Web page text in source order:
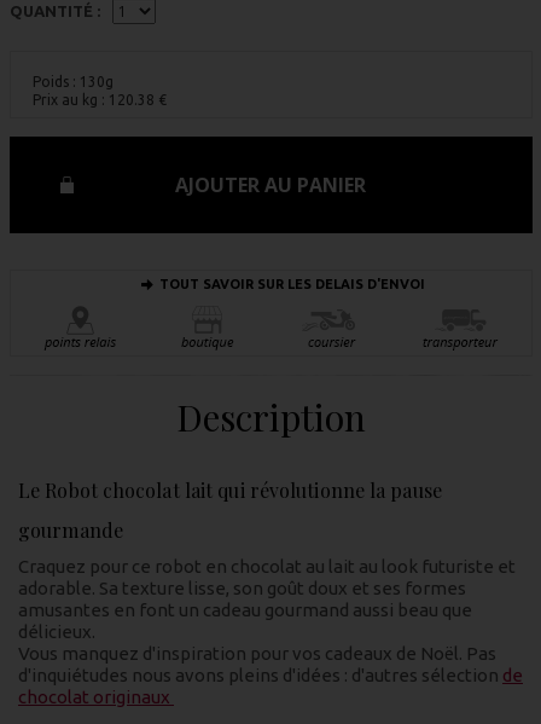
QUANTITÉ :
Poids : 130g
Prix au kg : 120.38 €
AJOUTER AU PANIER
TOUT SAVOIR SUR LES DELAIS D'ENVOI
Description
Le Robot chocolat lait qui révolutionne la pause
gourmande
Craquez pour ce robot en chocolat au lait au look futuriste et
adorable. Sa texture lisse, son goût doux et ses formes
amusantes en font un cadeau gourmand aussi beau que
délicieux.
Vous manquez d'inspiration pour vos cadeaux de Noël. Pas
d'inquiétudes nous avons pleins d'idées : d'autres sélection de
chocolat originaux